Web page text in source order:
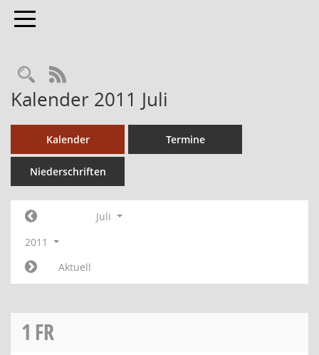
Toggle navigation
RSS-Feed
Kalender 2011 Juli
Kalender Termine
Niederschriften
Juli
2011
Aktuell
1 FR